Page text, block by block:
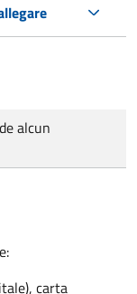
alcun
carta